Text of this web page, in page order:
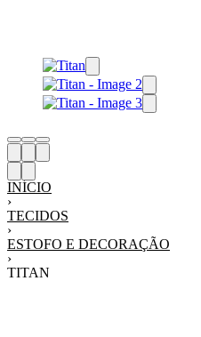
INÍCIO
›
TECIDOS
›
ESTOFO E DECORAÇÃO
›
TITAN